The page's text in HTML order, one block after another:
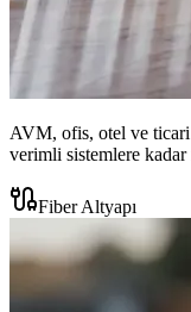
AVM, ofis, otel ve ticari
verimli sistemlere
Fiber Altyapı